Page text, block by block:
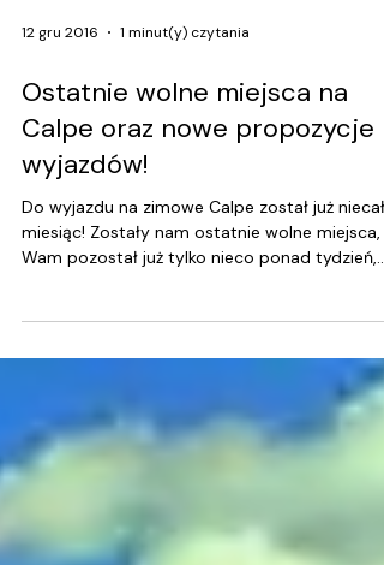
12 gru 2016 1 minut(y) czytania
Ostatnie wolne miejsca na
Calpe oraz nowe propozycje
wyjazdów!
Do wyjazdu na zimowe Calpe został już niecały
Wam pozostał już tylko nieco ponad tydzień,...